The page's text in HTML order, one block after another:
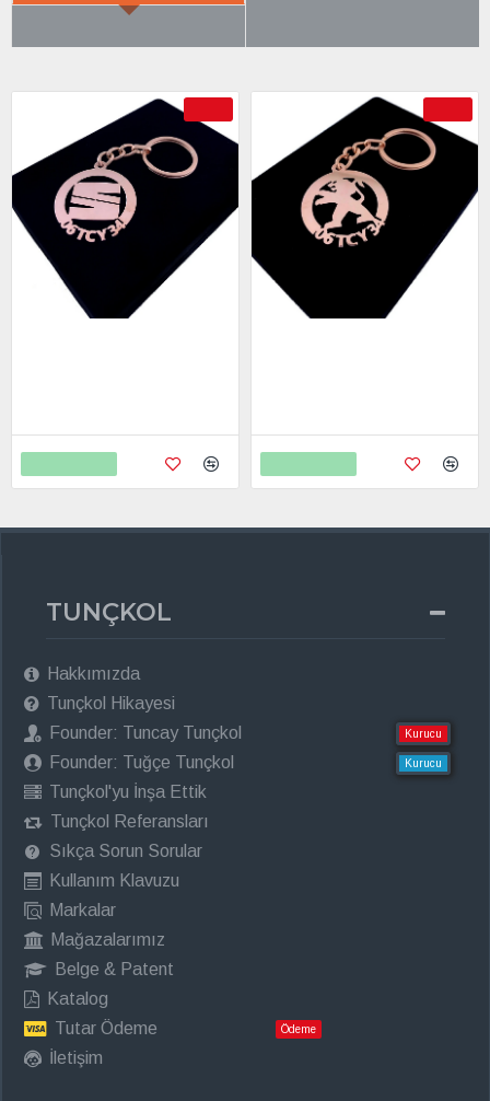
TUNÇKOL
Hakkımızda
Tunçkol Hikayesi
Founder: Tuncay Tunçkol
Kurucu
Founder: Tuğçe Tunçkol Kurucu
Tunçkol'yu İnşa Ettik
Tunçkol Referansları
Sıkça Sorun Sorular
Kullanım Klavuzu
Markalar
Mağazalarımız
Belge & Patent
Katalog
Tutar Ödeme
Ödeme
İletişim